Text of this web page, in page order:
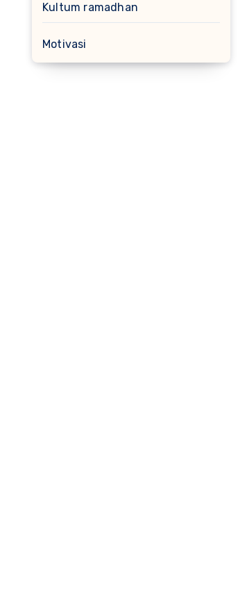
Kultum ramadhan
Motivasi